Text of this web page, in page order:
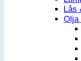
Lås
Olja